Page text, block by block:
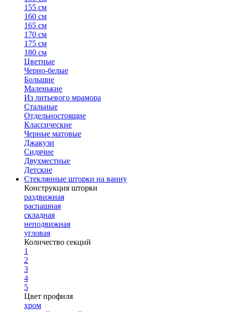
155 см
160 см
165 см
170 см
175 см
180 см
Цветные
Черно-белые
Большие
Маленькие
Из литьевого мрамора
Стальные
Отдельностоящие
Классические
Черные матовые
Джакузи
Сидячие
Двухместные
Детские
Стеклянные шторки на ванну
Конструкция шторки
раздвижная
распашная
складная
неподвижная
угловая
Количество секций
1
2
3
4
5
Цвет профиля
хром